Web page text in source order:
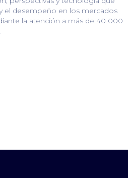
el desempeño en los mercados
la atención a más de 40 000